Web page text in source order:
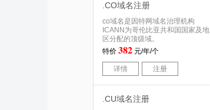
.CO域名注册
co域名是因特网域名治理机构
ICANN为哥伦比亚共和国国家及地
区分配的顶级域。
特价 382 元/年/个
详情 注册
.CU域名注册